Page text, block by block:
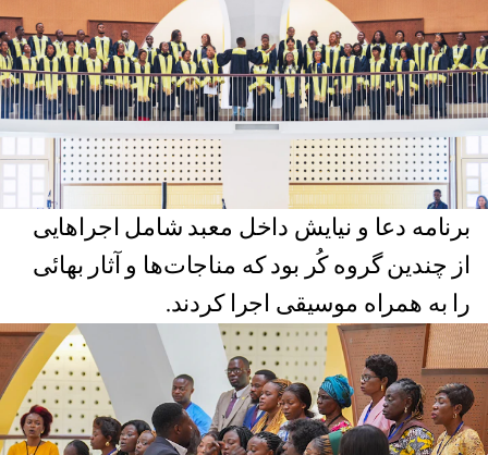
برنامه دعا و نیایش داخل معبد شامل اجراهایی
از چندین گروه کُر بود که مناجات‌ها و آثار بهائی
را به همراه موسیقی اجرا کردند.